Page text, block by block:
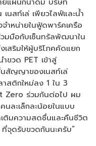
นสท์เล่ เพียวไลฟ์และน้ำ
จำหน่ายในฟู้ดพาร์คเครือ
วมมือกับเซ็นทรัลพัฒนาใน
สริมให้ผู้บริโภคคัดแยก
ำขวด PET เข้าสู่
นสัญญาของเนสท์เล่
สติกใหม่ลง 1 ใน 3
Zero ร่วมกันต่อไป ผม
ละเล็กละน้อยในแบบ
ติมความสดชื่นและคืนชีวิต
จุดรับขวดกันนะครับ”